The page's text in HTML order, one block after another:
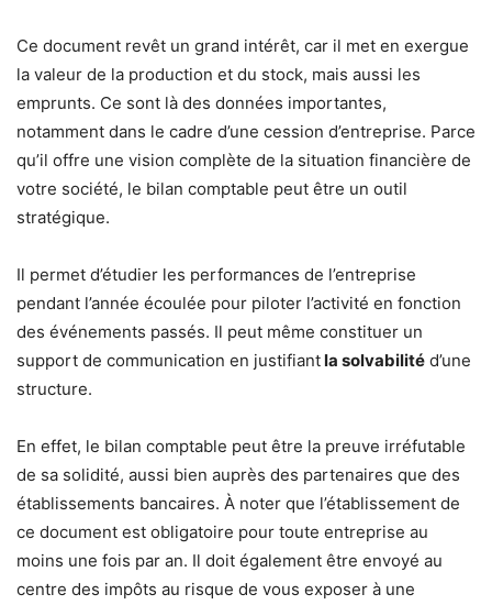
Ce document revêt un grand intérêt, car il met en exergue
la valeur de la production et du stock, mais aussi les
emprunts. Ce sont là des données importantes,
notamment dans le cadre d’une cession d’entreprise. Parce
qu’il offre une vision complète de la situation financière de
votre société, le bilan comptable peut être un outil
stratégique.
Il permet d’étudier les performances de l’entreprise
pendant l’année écoulée pour piloter l’activité en fonction
des événements passés. Il peut même constituer un
support de communication en justifiantla solvabilité d’une
structure.
En effet, le bilan comptable peut être la preuve irréfutable
de sa solidité, aussi bien auprès des partenaires que des
établissements bancaires. À noter que l’établissement de
ce document est obligatoire pour toute entreprise au
moins une fois par an. Il doit également être envoyé au
centre des impôts au risque de vous exposer à une